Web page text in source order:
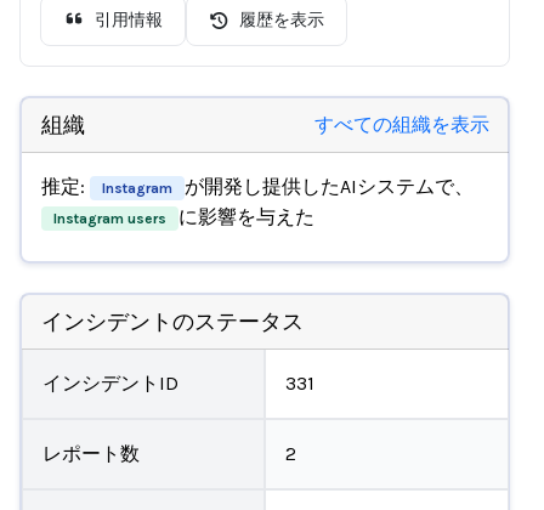
引用情報 履歴を表示
組織 すべての組織を表示
推定: Instagram が開発し提供したAIシステムで、
Instagram users に影響を与えた
インシデントのステータス
インシデントID 331
レポート数 2